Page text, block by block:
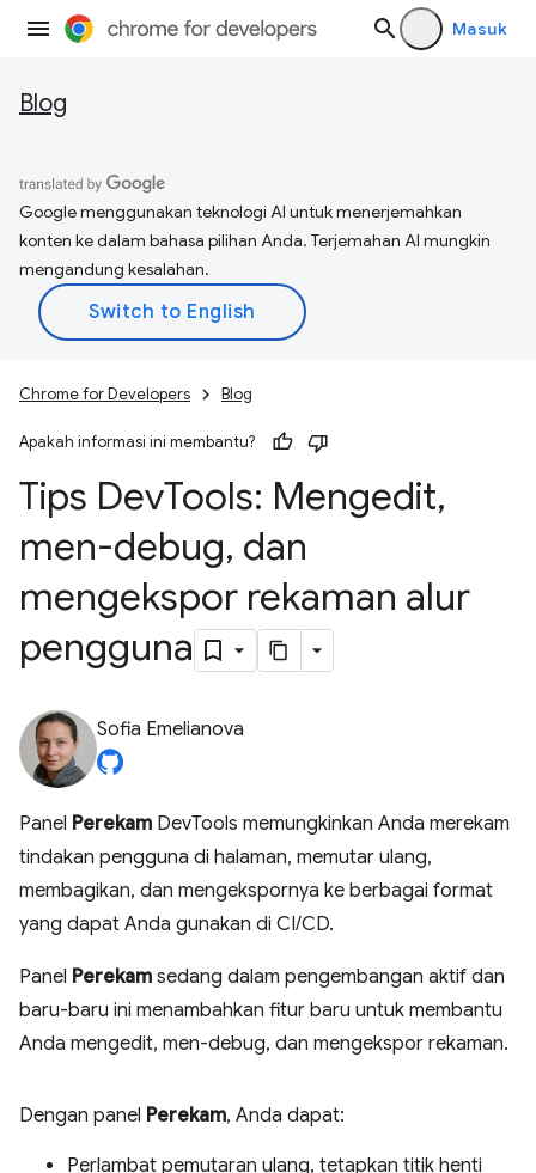
Masuk
Blog
Google menggunakan teknologi AI untuk menerjemahkan
konten ke dalam bahasa pilihan Anda. Terjemahan AI mungkin
mengandung kesalahan.
Chrome for Developers Blog
Apakah informasi ini membantu?
Tips DevTools: Mengedit,
men-debug, dan
mengekspor rekaman alur
pengguna
Sofia Emelianova
Panel Perekam DevTools memungkinkan Anda merekam
tindakan pengguna di halaman, memutar ulang,
membagikan, dan mengekspornya ke berbagai format
yang dapat Anda gunakan di CI/CD.
Panel Perekam sedang dalam pengembangan aktif dan
baru-baru ini menambahkan fitur baru untuk membantu
Anda mengedit, men-debug, dan mengekspor rekaman.
Dengan panel Perekam, Anda dapat:
Perlambat pemutaran ulang, tetapkan titik henti